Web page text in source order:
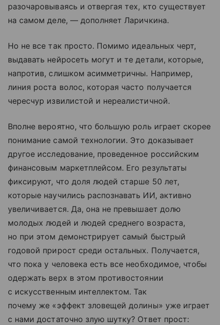
разочаровываясь и отвергая тех, кто существует
на самом деле, — дополняет Ларичкина.
Но не все так просто. Помимо идеальных черт,
выдавать нейросеть могут и те детали, которые,
напротив, слишком асимметричны. Например,
линия роста волос, которая часто получается
чересчур извилистой и нереалистичной.
Вполне вероятно, что большую роль играет скорее
понимание самой технологии. Это доказывает
другое исследование, проведенное российским
финансовым маркетплейсом. Его результаты
фиксируют, что доля людей старше 50 лет,
которые научились распознавать ИИ, активно
увеличивается. Да, она не превышает долю
молодых людей и людей среднего возраста,
но при этом демонстрирует самый быстрый
годовой прирост среди остальных. Получается,
что пока у человека есть все необходимое, чтобы
одержать верх в этом противостоянии
с искусственным интеллектом. Так
почему же «эффект зловещей долины» уже играет
с нами достаточно злую шутку? Ответ прост: